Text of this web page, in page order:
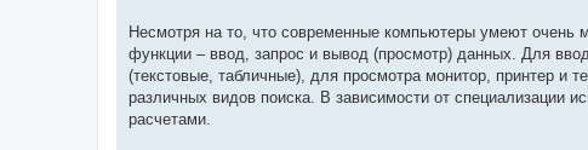
Несмотря на то, что современные компьютеры умеют очень
функции – ввод, запрос и вывод (просмотр) данных. Для
(текстовые, табличные), для просмотра монитор, принтер
различных видов поиска. В зависимости от специализации
расчетами.